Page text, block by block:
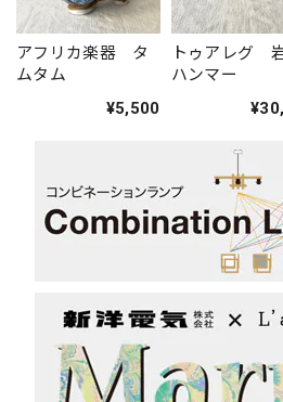
アフリカ楽器 タ
ムタム
¥5,500
トゥアレグ
ハンマー